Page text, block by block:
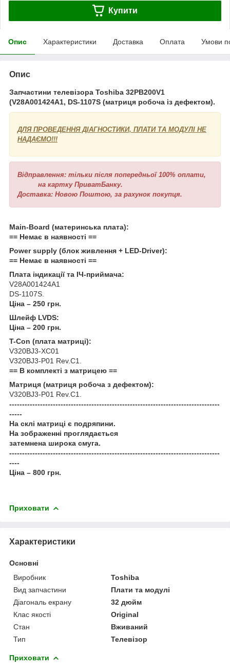
Купити
Опис Характеристики Доставка Оплата Умови
Опис
Запчастини телевізора Toshiba 32PB200V1
(V28A001424A1, DS-1107S (матриця робоча із дефектом).
ДЛЯ ПРОВЕДЕННЯ ДІАГНОСТИКИ, ПЛАТИ ТА МОДУЛІ НЕ
НАДАЄМО!!!
Відправлення: тільки після попередньої 100% оплати,
на картку ПриватБанку.
Доставка: Новою Поштою, за рахунок покупця.
Main-Board (материнська плата):
== Немає в наявності ==
Power supply (блок живлення + LED-Driver):
== Немає в наявності ==
Плата індикації та ІЧ-приймача:
V28A001424A1
DS-1107S.
Ціна – 250 грн.
Шлейф LVDS:
Ціна – 200 грн.
T-Con (плата матриці):
V320BJ3-XC01
V320BJ3-P01 Rev.C1.
== В комплекті з матрицею ==
Матриця (матриця робоча з дефектом):
V320BJ3-P01 Rev.C1.
----------------------------------------------------------------------------------
-----
На склі матриці є подряпини.
На зображенні проглядається
затемнена широка смуга.
----------------------------------------------------------------------------------
----
Ціна – 800 грн.
Приховати
Характеристики
Основні
Виробник
Toshiba
Вид запчастини
Плати та модулі
Діагональ екрану
32 дюйм
Клас якості
Original
Стан
Вживаний
Тип
Телевізор
Приховати